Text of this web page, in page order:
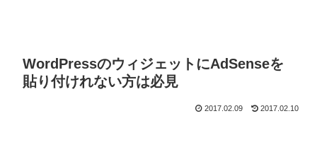
WordPressのウィジェットにAdSenseを
貼り付けれない方は必見
2017.02.09 2017.02.10